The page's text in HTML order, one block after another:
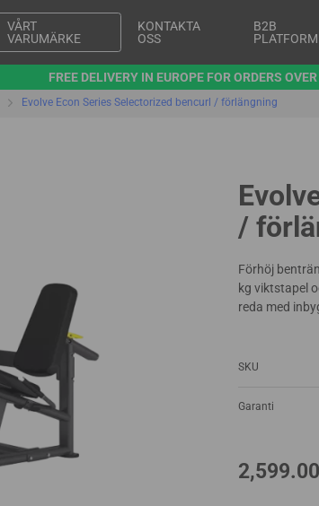
VÅRT
VARUMÄRKE
KONTAKTA
OSS
B2B
PLATFORM
FREE DELIVERY IN EUROPE FOR ORDERS
Evolve Econ Series Selectorized bencurl / förlängning
/
Förhöj
kg viktstapel
reda med
SKU
Garanti
2,599.00